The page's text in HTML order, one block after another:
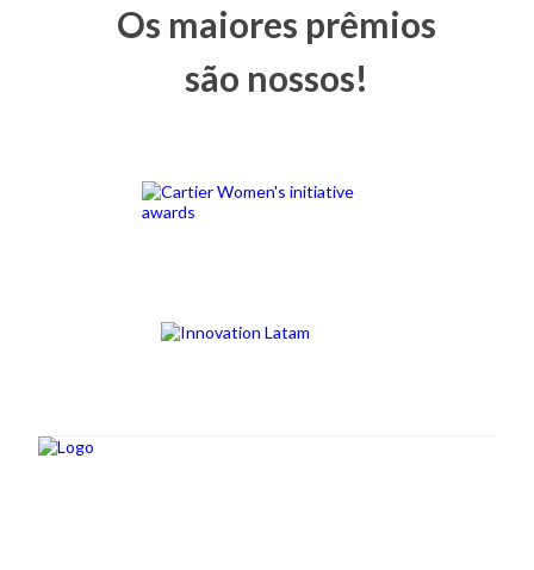
Os maiores prêmios
são nossos!